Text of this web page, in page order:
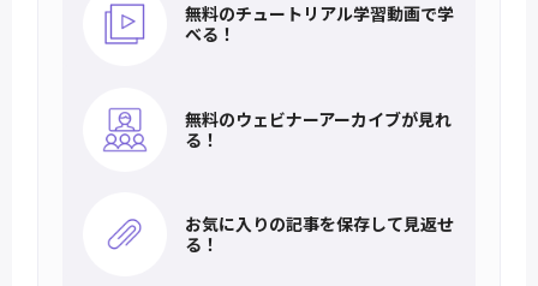
無料のチュートリアル学習動画で学
べる！
無料のウェビナーアーカイブが見れ
る！
お気に入りの記事を保存して見返せ
る！